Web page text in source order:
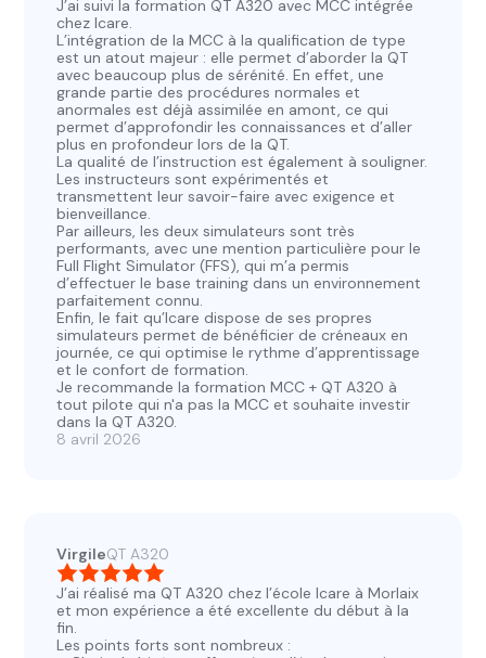
J’ai suivi la formation QT A320 avec MCC intégrée
chez Icare.
L’intégration de la MCC à la qualification de type
est un atout majeur : elle permet d’aborder la QT
avec beaucoup plus de sérénité. En effet, une
grande partie des procédures normales et
anormales est déjà assimilée en amont, ce qui
permet d’approfondir les connaissances et d’aller
plus en profondeur lors de la QT.
La qualité de l’instruction est également à souligner.
Les instructeurs sont expérimentés et
transmettent leur savoir-faire avec exigence et
bienveillance.
Par ailleurs, les deux simulateurs sont très
performants, avec une mention particulière pour le
Full Flight Simulator (FFS), qui m’a permis
d’effectuer le base training dans un environnement
parfaitement connu.
Enfin, le fait qu’Icare dispose de ses propres
simulateurs permet de bénéficier de créneaux en
journée, ce qui optimise le rythme d’apprentissage
et le confort de formation.
Je recommande la formation MCC + QT A320 à
tout pilote qui n'a pas la MCC et souhaite investir
dans la QT A320.
8 avril 2026
VirgileQT A320
J’ai réalisé ma QT A320 chez l’école Icare à Morlaix
et mon expérience a été excellente du début à la
fin.
Les points forts sont nombreux :